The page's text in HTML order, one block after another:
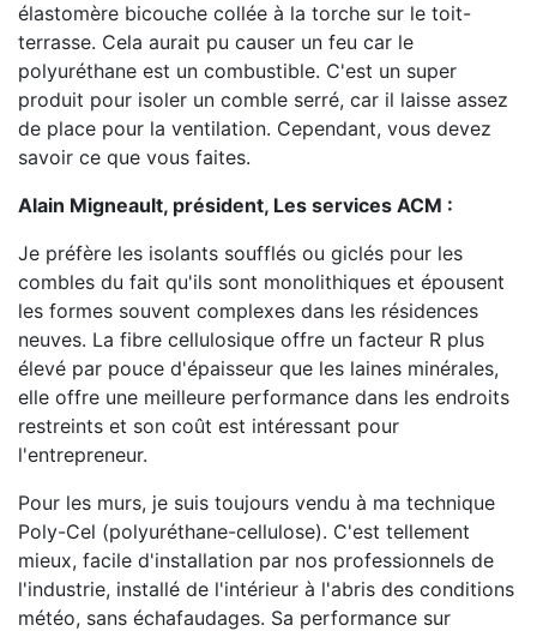
élastomère bicouche collée à la torche sur le toit-
terrasse. Cela aurait pu causer un feu car le
polyuréthane est un combustible. C'est un super
produit pour isoler un comble serré, car il laisse assez
de place pour la ventilation. Cependant, vous devez
savoir ce que vous faites.
Alain Migneault, président, Les services ACM :
Je préfère les isolants soufflés ou giclés pour les
combles du fait qu'ils sont monolithiques et épousent
les formes souvent complexes dans les résidences
neuves. La fibre cellulosique offre un facteur R plus
élevé par pouce d'épaisseur que les laines minérales,
elle offre une meilleure performance dans les endroits
restreints et son coût est intéressant pour
l'entrepreneur.
Pour les murs, je suis toujours vendu à ma technique
Poly-Cel (polyuréthane-cellulose). C'est tellement
mieux, facile d'installation par nos professionnels de
l'industrie, installé de l'intérieur à l'abris des conditions
météo, sans échafaudages. Sa performance sur